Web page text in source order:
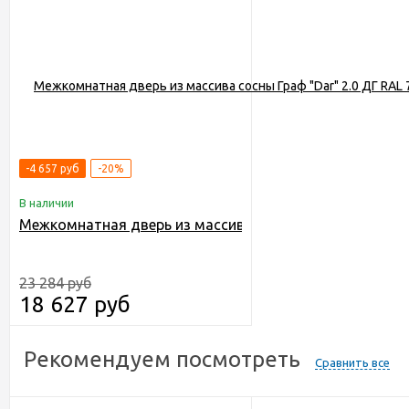
-4 657 руб -20%
В наличии
Межкомнатная дверь из массива сосны Граф "Dar" 2.0
23 284 руб
18 627 руб
Рекомендуем посмотреть Сравнить все